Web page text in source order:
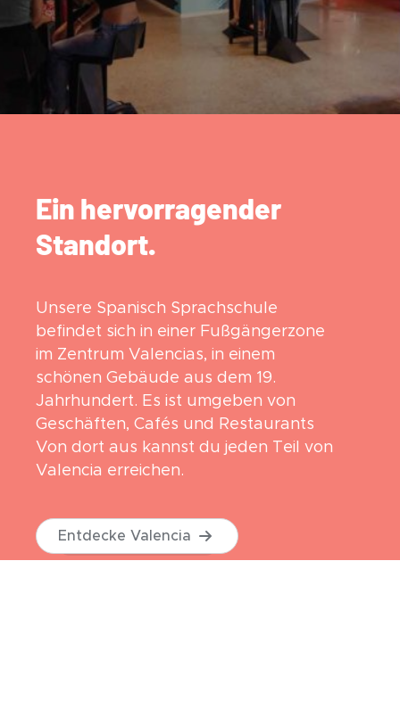
Ein hervorragender
Standort.
Unsere Spanisch Sprachschule
befindet sich in einer Fußgängerzone
im Zentrum Valencias, in einem
schönen Gebäude aus dem 19.
Jahrhundert. Es ist umgeben von
Geschäften, Cafés und Restaurants
Von dort aus kannst du jeden Teil von
Valencia erreichen.
Entdecke Valencia